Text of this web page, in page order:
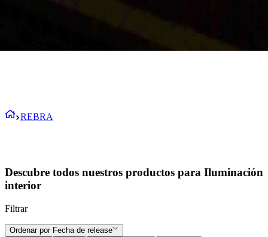
REBRA
Descubre todos nuestros productos para Iluminación
interior
Filtrar
Ordenar por Fecha de release